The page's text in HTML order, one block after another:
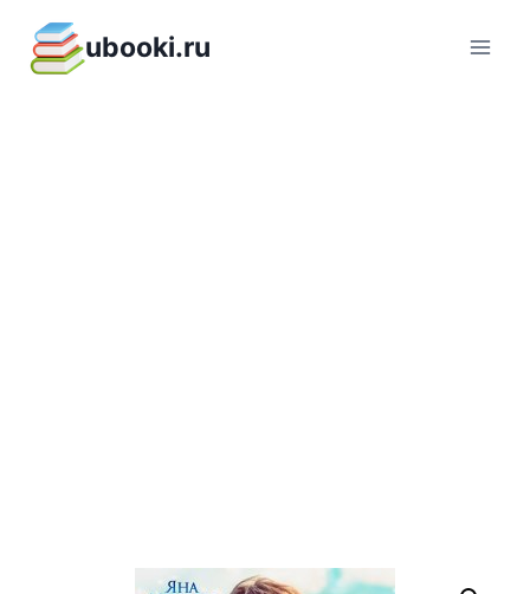
содержимому
ubooki.ru